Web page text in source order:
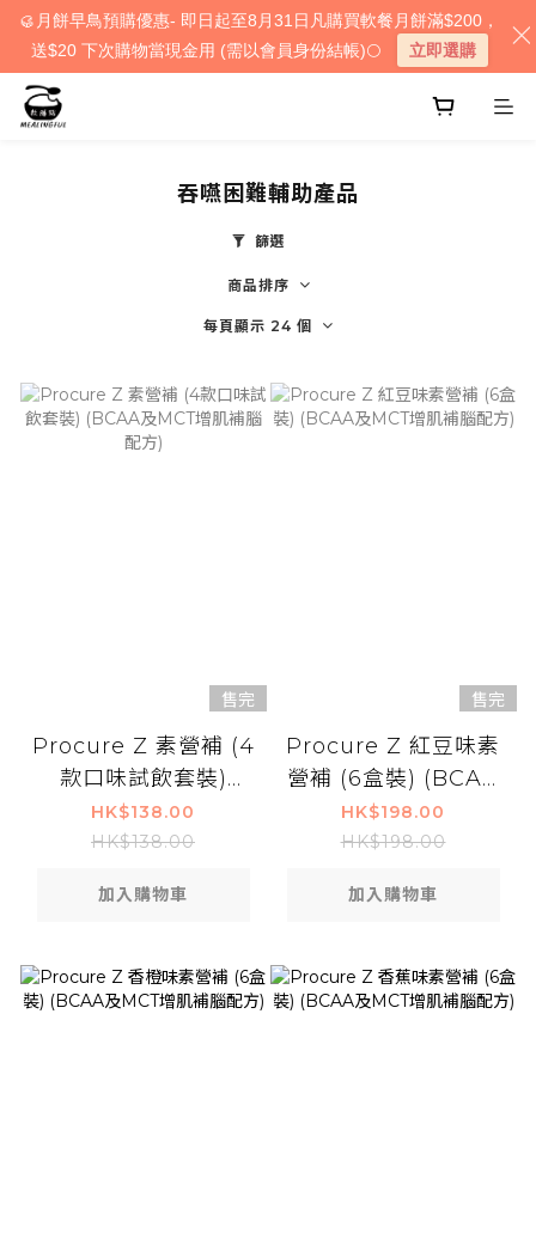
吞嚥困難輔助產品
篩選
商品排序
每頁顯示 24 個
售完
Procure Z 素營補 (4
款口味試飲套裝)
(BCAA及MCT增肌補
腦配方)
HK$138.00
HK$138.00
加入購物車
售完
Procure Z 紅豆味素
營補 (6盒裝) (BCAA
及MCT增肌補腦配方)
HK$198.00
HK$198.00
加入購物車
🥮月餅早鳥預購優惠- 即日起至8月31日凡購買軟餐月餅滿$200，
送$20 下次購物當現金用 (需以會員身份結帳)🌕
立即選購